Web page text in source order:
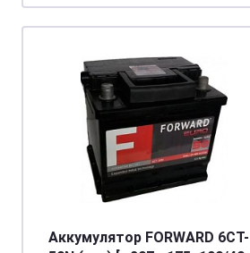
Аккумулятор FORWARD 6СТ-